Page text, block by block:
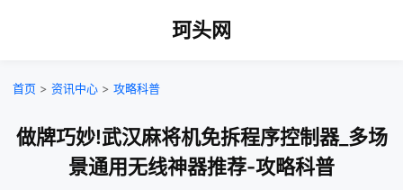
珂头网
首页 > 资讯中心 > 攻略科普
做牌巧妙!武汉麻将机免拆程序控制器_多场
景通用无线神器推荐-攻略科普